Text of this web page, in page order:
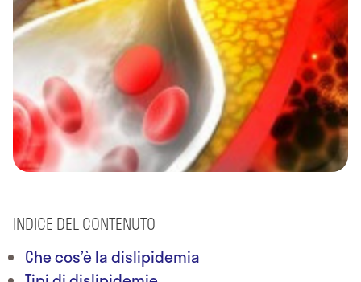
INDICE DEL CONTENUTO
Che cos’è la dislipidemia